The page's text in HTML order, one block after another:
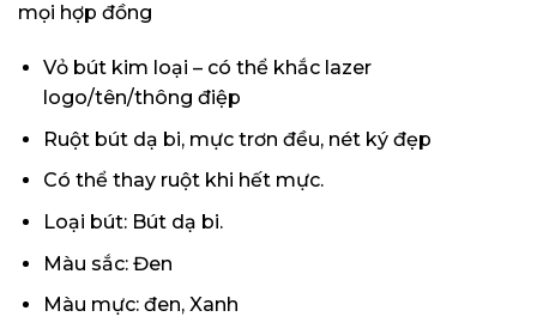
mọi hợp đồng
Vỏ bút kim loại – có thể khắc lazer
logo/tên/thông điệp
Ruột bút dạ bi, mực trơn đều, nét ký đẹp
Có thể thay ruột khi hết mực.
Loại bút: Bút dạ bi.
Màu sắc: Đen
Màu mực: đen, Xanh